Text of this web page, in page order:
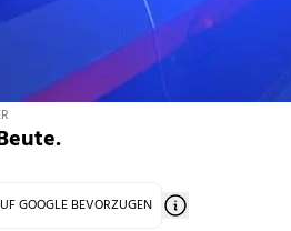
GOOGLE BEVORZUGEN